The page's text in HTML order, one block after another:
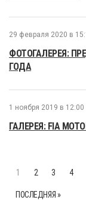
29 февраля 2020 в
ФОТОГАЛЕРЕЯ:
ГОДА
1 ноября 2019 в 12:00
ГАЛЕРЕЯ: FIA
1 2 3 4
ПОСЛЕДНЯЯ »